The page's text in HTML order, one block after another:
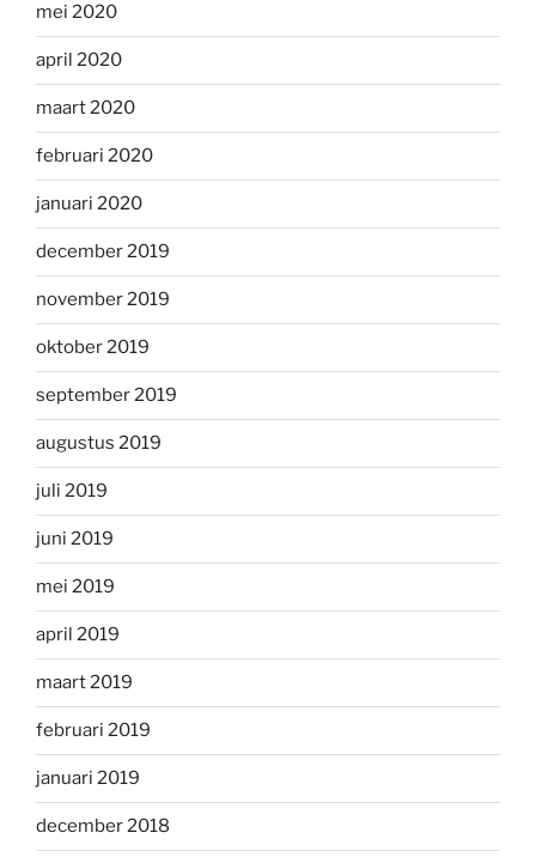
mei 2020
april 2020
maart 2020
februari 2020
januari 2020
december 2019
november 2019
oktober 2019
september 2019
augustus 2019
juli 2019
juni 2019
mei 2019
april 2019
maart 2019
februari 2019
januari 2019
december 2018